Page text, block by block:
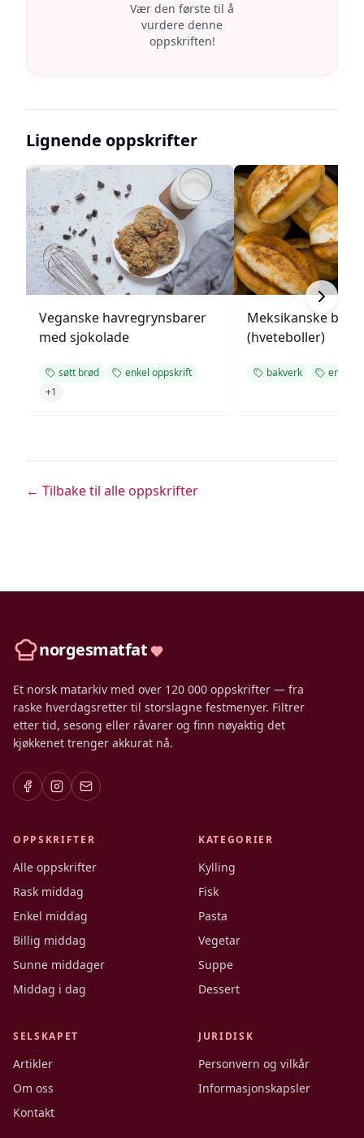
Vær den første til å
vurdere denne
oppskriften!
Lignende oppskrifter
Veganske havregrynsbarer
med sjokolade
søtt brød
enkel oppskrift
+1
Meksikanske
(hveteboller)
bakverk enkel
← Tilbake til alle oppskrifter
norgesmatfat
Et norsk matarkiv med over 120 000 oppskrifter — fra
raske hverdagsretter til storslagne festmenyer. Filtrer
etter tid, sesong eller råvarer og finn nøyaktig det
kjøkkenet trenger akkurat nå.
OPPSKRIFTER
Alle oppskrifter
Rask middag
Enkel middag
Billig middag
Sunne middager
Middag i dag
KATEGORIER
Kylling
Fisk
Pasta
Vegetar
Suppe
Dessert
SELSKAPET
Artikler
Om oss
Kontakt
JURIDISK
Personvern og vilkår
Informasjonskapsler